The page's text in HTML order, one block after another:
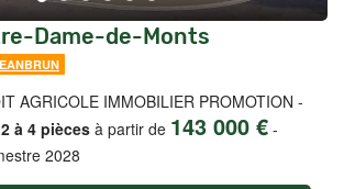
Dame-de-Monts
AGRICOLE IMMOBILIER PROMOTION -
à 4 pièces à partir de 143 000 € -
2028